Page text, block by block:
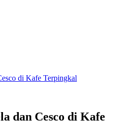
dan Cesco di Kafe